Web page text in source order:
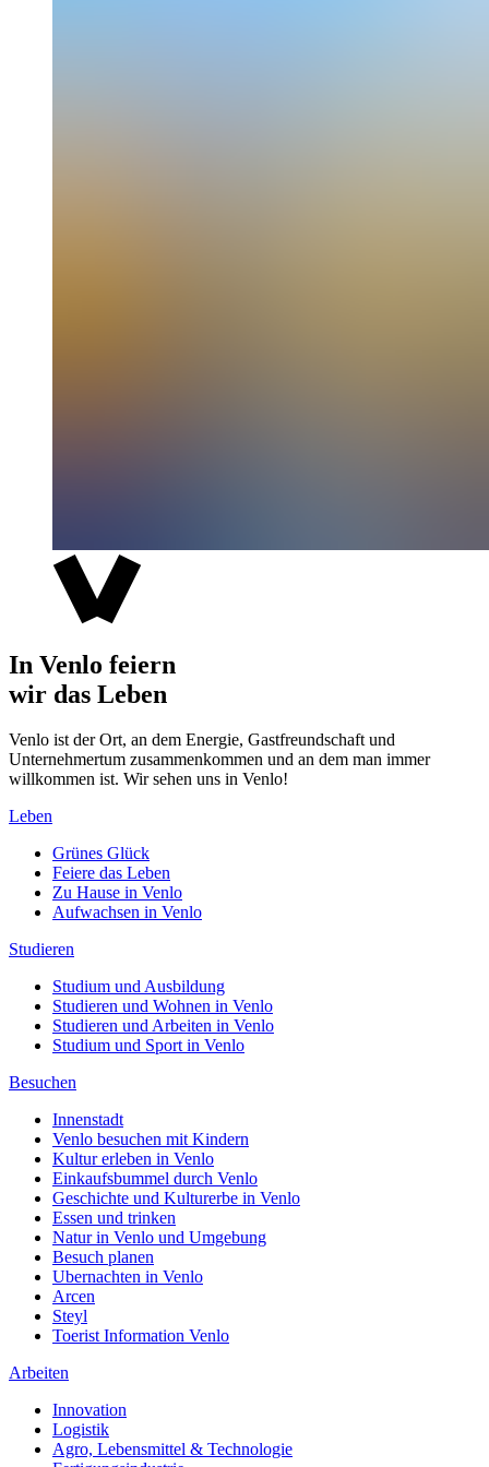
In Venlo feiern
wir das Leben
Venlo ist der Ort, an dem Energie, Gastfreundschaft und
Unternehmertum zusammenkommen und an dem man immer
willkommen ist. Wir sehen uns in Venlo!
Leben
Grünes Glück
Feiere das Leben
Zu Hause in Venlo
Aufwachsen in Venlo
Studieren
Studium und Ausbildung
Studieren und Wohnen in Venlo
Studieren und Arbeiten in Venlo
Studium und Sport in Venlo
Besuchen
Innenstadt
Venlo besuchen mit Kindern
Kultur erleben in Venlo
Einkaufsbummel durch Venlo
Geschichte und Kulturerbe in Venlo
Essen und trinken
Natur in Venlo und Umgebung
Besuch planen
Ubernachten in Venlo
Arcen
Steyl
Toerist Information Venlo
Arbeiten
Innovation
Logistik
Agro, Lebensmittel & Technologie